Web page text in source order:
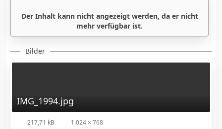
Der Inhalt kann nicht angezeigt werden, da er nicht
mehr verfügbar ist.
Bilder
IMG_1994.jpg
217,71 kB 1.024 × 768